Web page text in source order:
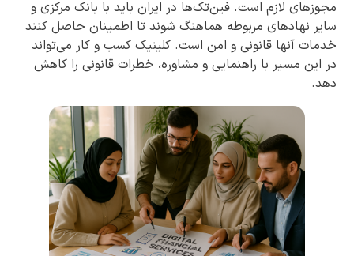
مجوزهای لازم است. فین‌تک‌ها در ایران باید با بانک مرکزی و
سایر نهادهای مربوطه هماهنگ شوند تا اطمینان حاصل کنند
خدمات آنها قانونی و امن است. کلینیک کسب و کار می‌تواند
در این مسیر با راهنمایی و مشاوره، خطرات قانونی را کاهش
دهد.